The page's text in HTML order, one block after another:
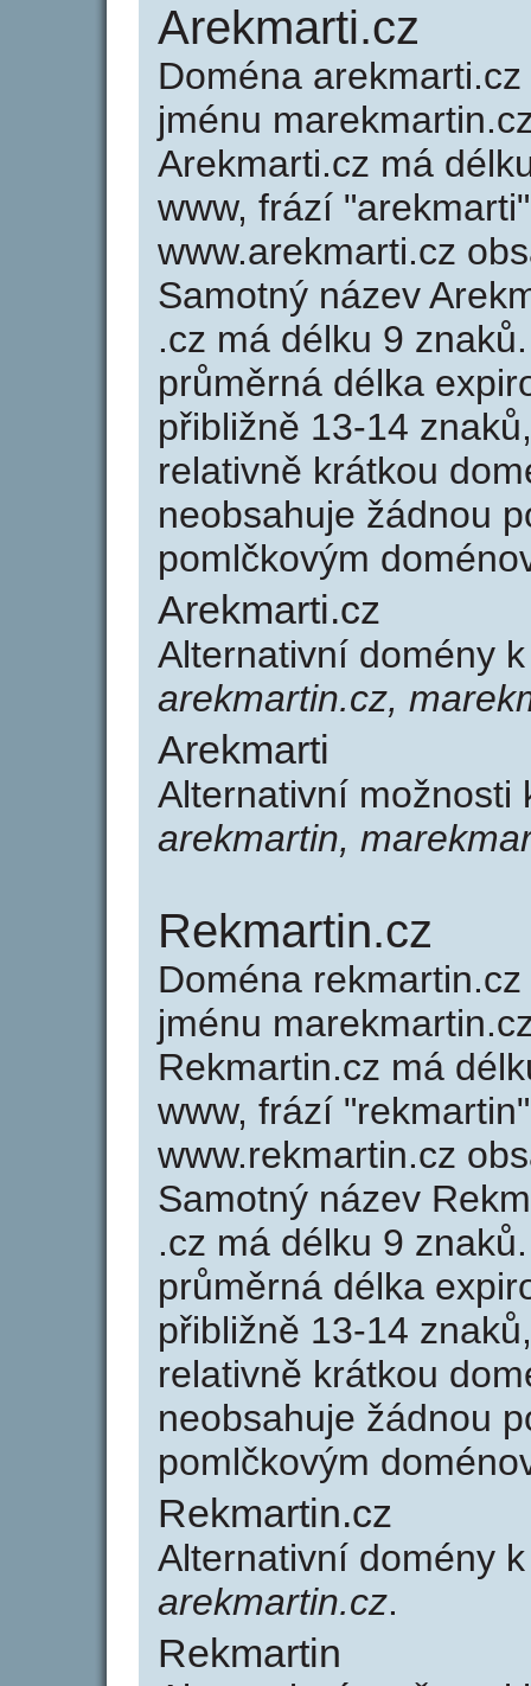
Arekmarti.cz
Doména
jménu
Arekmarti.cz má
www, frází
www.arekmarti.cz
Samotný název
.cz má délku 9
průměrná délka
přibližně 13-14
relativně krátkou
neobsahuje žádnou
pomlčkovým
Arekmarti.cz
Alternativní domény
arekmartin.cz,
Arekmarti
Alternativní možnosti
arekmartin,
Rekmartin.cz
Doména
jménu
Rekmartin.cz má
www, frází
www.rekmartin.cz
Samotný název
.cz má délku 9
průměrná délka
přibližně 13-14
relativně krátkou
neobsahuje žádnou
pomlčkovým
Rekmartin.cz
Alternativní domény
arekmartin.cz.
Rekmartin